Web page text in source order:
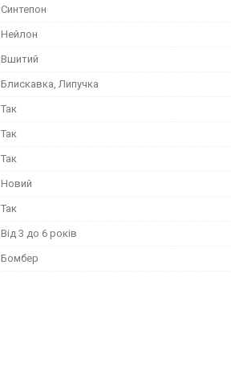
Синтепон
Нейлон
Вшитий
Блискавка, Липучка
Так
Так
Так
Новий
Так
Від 3 до 6 років
Бомбер